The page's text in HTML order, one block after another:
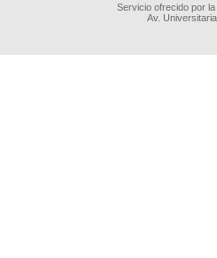
Servicio ofrecido por
Av.